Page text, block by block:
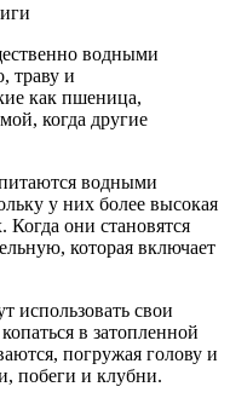
водными
траву и
как пшеница,
когда другие
водными
у них более высокая
Когда они становятся
которая включает
использовать свои
в затопленной
погружая голову и
побеги и клубни.